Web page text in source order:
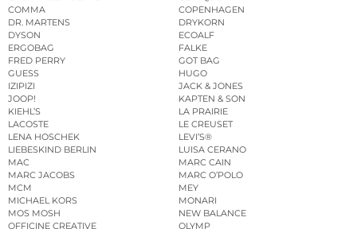
COMMA
COPENHAGEN
DR. MARTENS
DRYKORN
DYSON
ECOALF
ERGOBAG
FALKE
FRED PERRY
GOT BAG
GUESS
HUGO
IZIPIZI
JACK & JONES
JOOP!
KAPTEN & SON
KIEHL’S
LA PRAIRIE
LACOSTE
LE CREUSET
LENA HOSCHEK
LEVI’S®
LIEBESKIND BERLIN
LUISA CERANO
MAC
MARC CAIN
MARC JACOBS
MARC O’POLO
MCM
MEY
MICHAEL KORS
MONARI
MOS MOSH
NEW BALANCE
OFFICINE CREATIVE
OLYMP